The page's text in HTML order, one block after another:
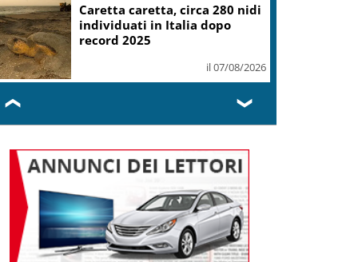
Mondiali Wakeboard: primo
oro è azzurro, Noa Gualtieri
campione Under 14
il 07/08/2026
❮ ❯